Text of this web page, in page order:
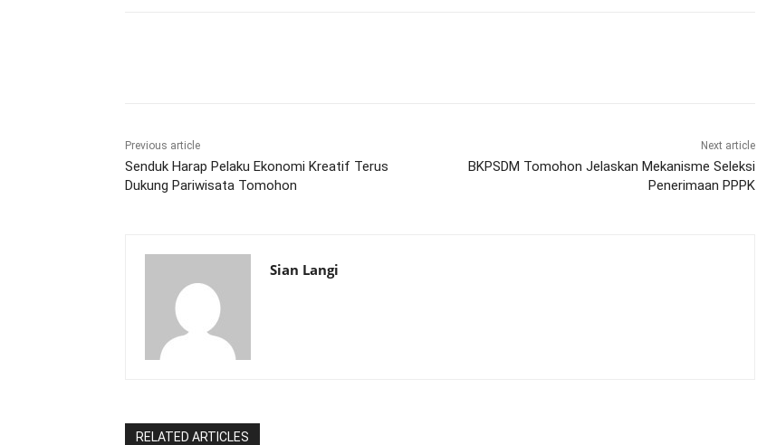
Previous article
Senduk Harap Pelaku Ekonomi Kreatif Terus
Dukung Pariwisata Tomohon
Next article
BKPSDM Tomohon Jelaskan Mekanisme Seleksi
Penerimaan PPPK
Sian Langi
RELATED ARTICLES